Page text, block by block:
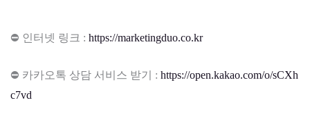
⛔ 인터넷 링크 : https://marketingduo.co.kr
⛔ 카카오톡 상담 서비스 받기 : https://open.kakao.com/o/sCXh
c7vd